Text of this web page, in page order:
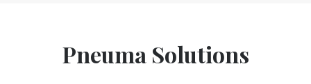
Pneuma Solutions